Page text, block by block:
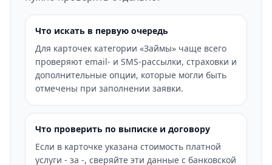
Что искать в первую очередь
Для карточек категории «Займы» чаще всего
проверяют email- и SMS-рассылки, страховки и
дополнительные опции, которые могли быть
отмечены при заполнении заявки.
Что проверить по выписке и договору
Если в карточке указана стоимость платной
услуги - за -, сверяйте эти данные с банковской